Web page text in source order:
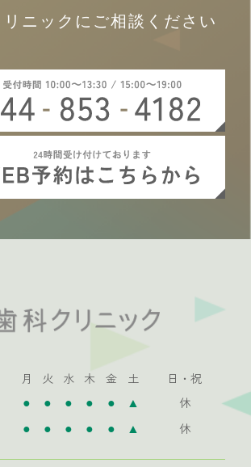
ニックにご相談ください
月 火 水 木 金 土
日・祝
● ● ● ● ● ▲
休
● ● ● ● ● ▲ 休